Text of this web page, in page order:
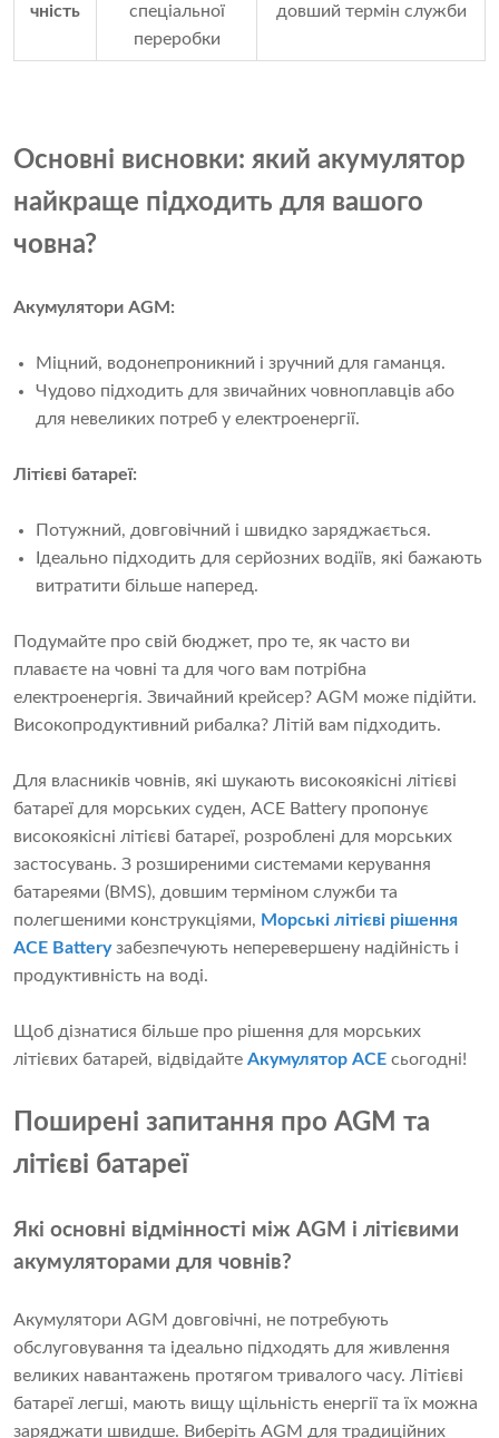
чність
спеціальної
переробки
довший термін служби
Основні висновки: який акумулятор
найкраще підходить для вашого
човна?
Акумулятори AGM:
Міцний, водонепроникний і зручний для гаманця.
Чудово підходить для звичайних човноплавців або
для невеликих потреб у електроенергії.
Літієві батареї:
Потужний, довговічний і швидко заряджається.
Ідеально підходить для серйозних водіїв, які бажають
витратити більше наперед.
Подумайте про свій бюджет, про те, як часто ви
плаваєте на човні та для чого вам потрібна
електроенергія. Звичайний крейсер? AGM може підійти.
Високопродуктивний рибалка? Літій вам підходить.
Для власників човнів, які шукають високоякісні літієві
батареї для морських суден, ACE Battery пропонує
високоякісні літієві батареї, розроблені для морських
застосувань. З розширеними системами керування
батареями (BMS), довшим терміном служби та
полегшеними конструкціями, Морські літієві рішення
ACE Batteryзабезпечують неперевершену надійність і
продуктивність на воді.
Щоб дізнатися більше про рішення для морських
літієвих батарей, відвідайте Акумулятор ACE сьогодні!
Поширені запитання про AGM та
літієві батареї
Які основні відмінності між AGM і літієвими
акумуляторами для човнів?
Акумулятори AGM довговічні, не потребують
обслуговування та ідеально підходять для живлення
великих навантажень протягом тривалого часу. Літієві
батареї легші, мають вищу щільність енергії та їх можна
заряджати швидше. Виберіть AGM для традиційних